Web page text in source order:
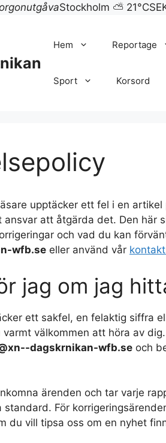
Stockholm ⛅ 21°C
Hem Reportage
Sport Korsord
upptäcker ett fel i en
ansvar att åtgärda det. Den här
och vad du kan
wfb.se eller använd vår
jag om jag
ett sakfel, en felaktig siffra
välkommen att höra av
dagskrnikan-wfb.se och
ärenden och tar varje
standard. För
du vill tipsa oss om en nyhet